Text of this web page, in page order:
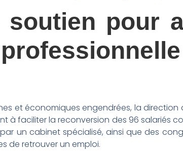
soutien pour
et économiques engendrées, la direction
à faciliter la reconversion des 96 salariés
un cabinet spécialisé, ainsi que des
de retrouver un emploi.